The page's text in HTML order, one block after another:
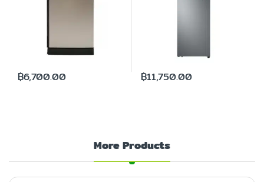
More Products
฿6,700.00 ฿11,750.00